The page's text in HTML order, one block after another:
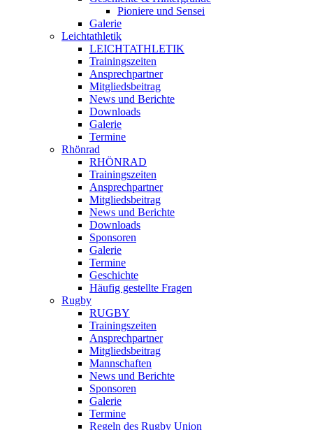
Pioniere und Sensei
Galerie
Leichtathletik
LEICHTATHLETIK
Trainingszeiten
Ansprechpartner
Mitgliedsbeitrag
News und Berichte
Downloads
Galerie
Termine
Rhönrad
RHÖNRAD
Trainingszeiten
Ansprechpartner
Mitgliedsbeitrag
News und Berichte
Downloads
Sponsoren
Galerie
Termine
Geschichte
Häufig gestellte Fragen
Rugby
RUGBY
Trainingszeiten
Ansprechpartner
Mitgliedsbeitrag
Mannschaften
News und Berichte
Sponsoren
Galerie
Termine
Regeln des Rugby Union